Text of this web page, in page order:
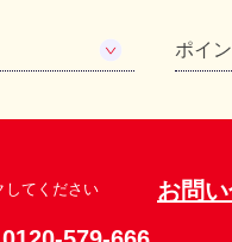
ポイ
してください お問